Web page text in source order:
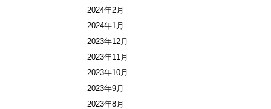
2024年2月
2024年1月
2023年12月
2023年11月
2023年10月
2023年9月
2023年8月